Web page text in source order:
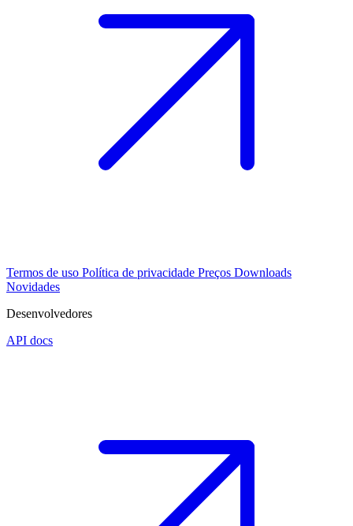
Termos de uso Política de privacidade Preços Downloads
Novidades
Desenvolvedores
API docs